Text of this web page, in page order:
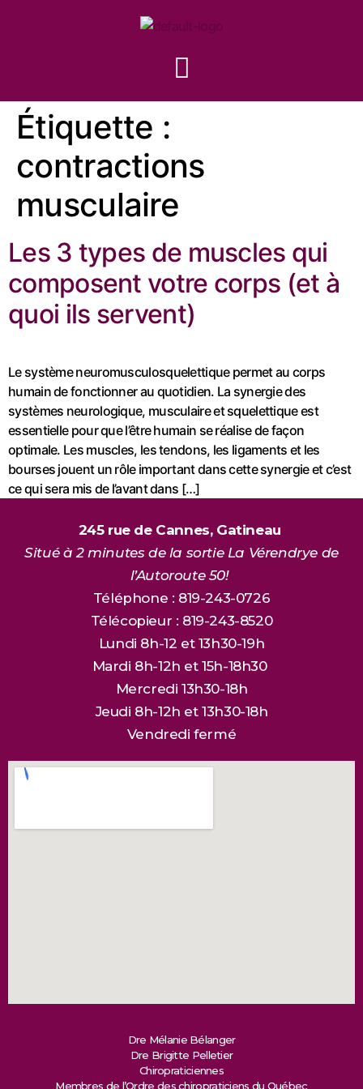
Étiquette :
contractions
musculaire
Les 3 types de muscles qui
composent votre corps (et à
quoi ils servent)
Le système neuromusculosquelettique permet au corps
humain de fonctionner au quotidien. La synergie des
systèmes neurologique, musculaire et squelettique est
essentielle pour que l’être humain se réalise de façon
optimale. Les muscles, les tendons, les ligaments et les
bourses jouent un rôle important dans cette synergie et c’est
ce qui sera mis de l’avant dans […]
245 rue de Cannes, Gatineau
Situé à 2 minutes de la sortie La Vérendrye de
l’Autoroute 50!
Téléphone : 819-243-0726
Télécopieur : 819-243-8520
Lundi 8h-12 et 13h30-19h
Mardi 8h-12h et 15h-18h30
Mercredi 13h30-18h
Jeudi 8h-12h et 13h30-18h
Vendredi fermé
Dre Mélanie Bélanger
Dre Brigitte Pelletier
Chiropraticiennes
Membres de l’Ordre des chiropraticiens du Québec